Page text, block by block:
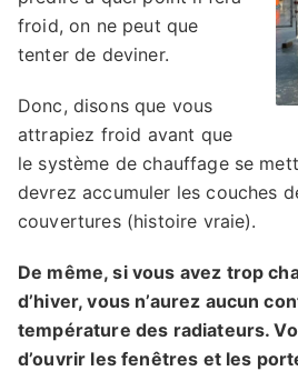
froid, on ne peut que
tenter de deviner.
Donc, disons que vous
attrapiez froid avant que
le système de chauffage se
devrez accumuler les couches
couvertures (histoire vraie).
De même, si vous avez trop
d’hiver, vous n’aurez aucun
température des radiateurs.
d’ouvrir les fenêtres et les